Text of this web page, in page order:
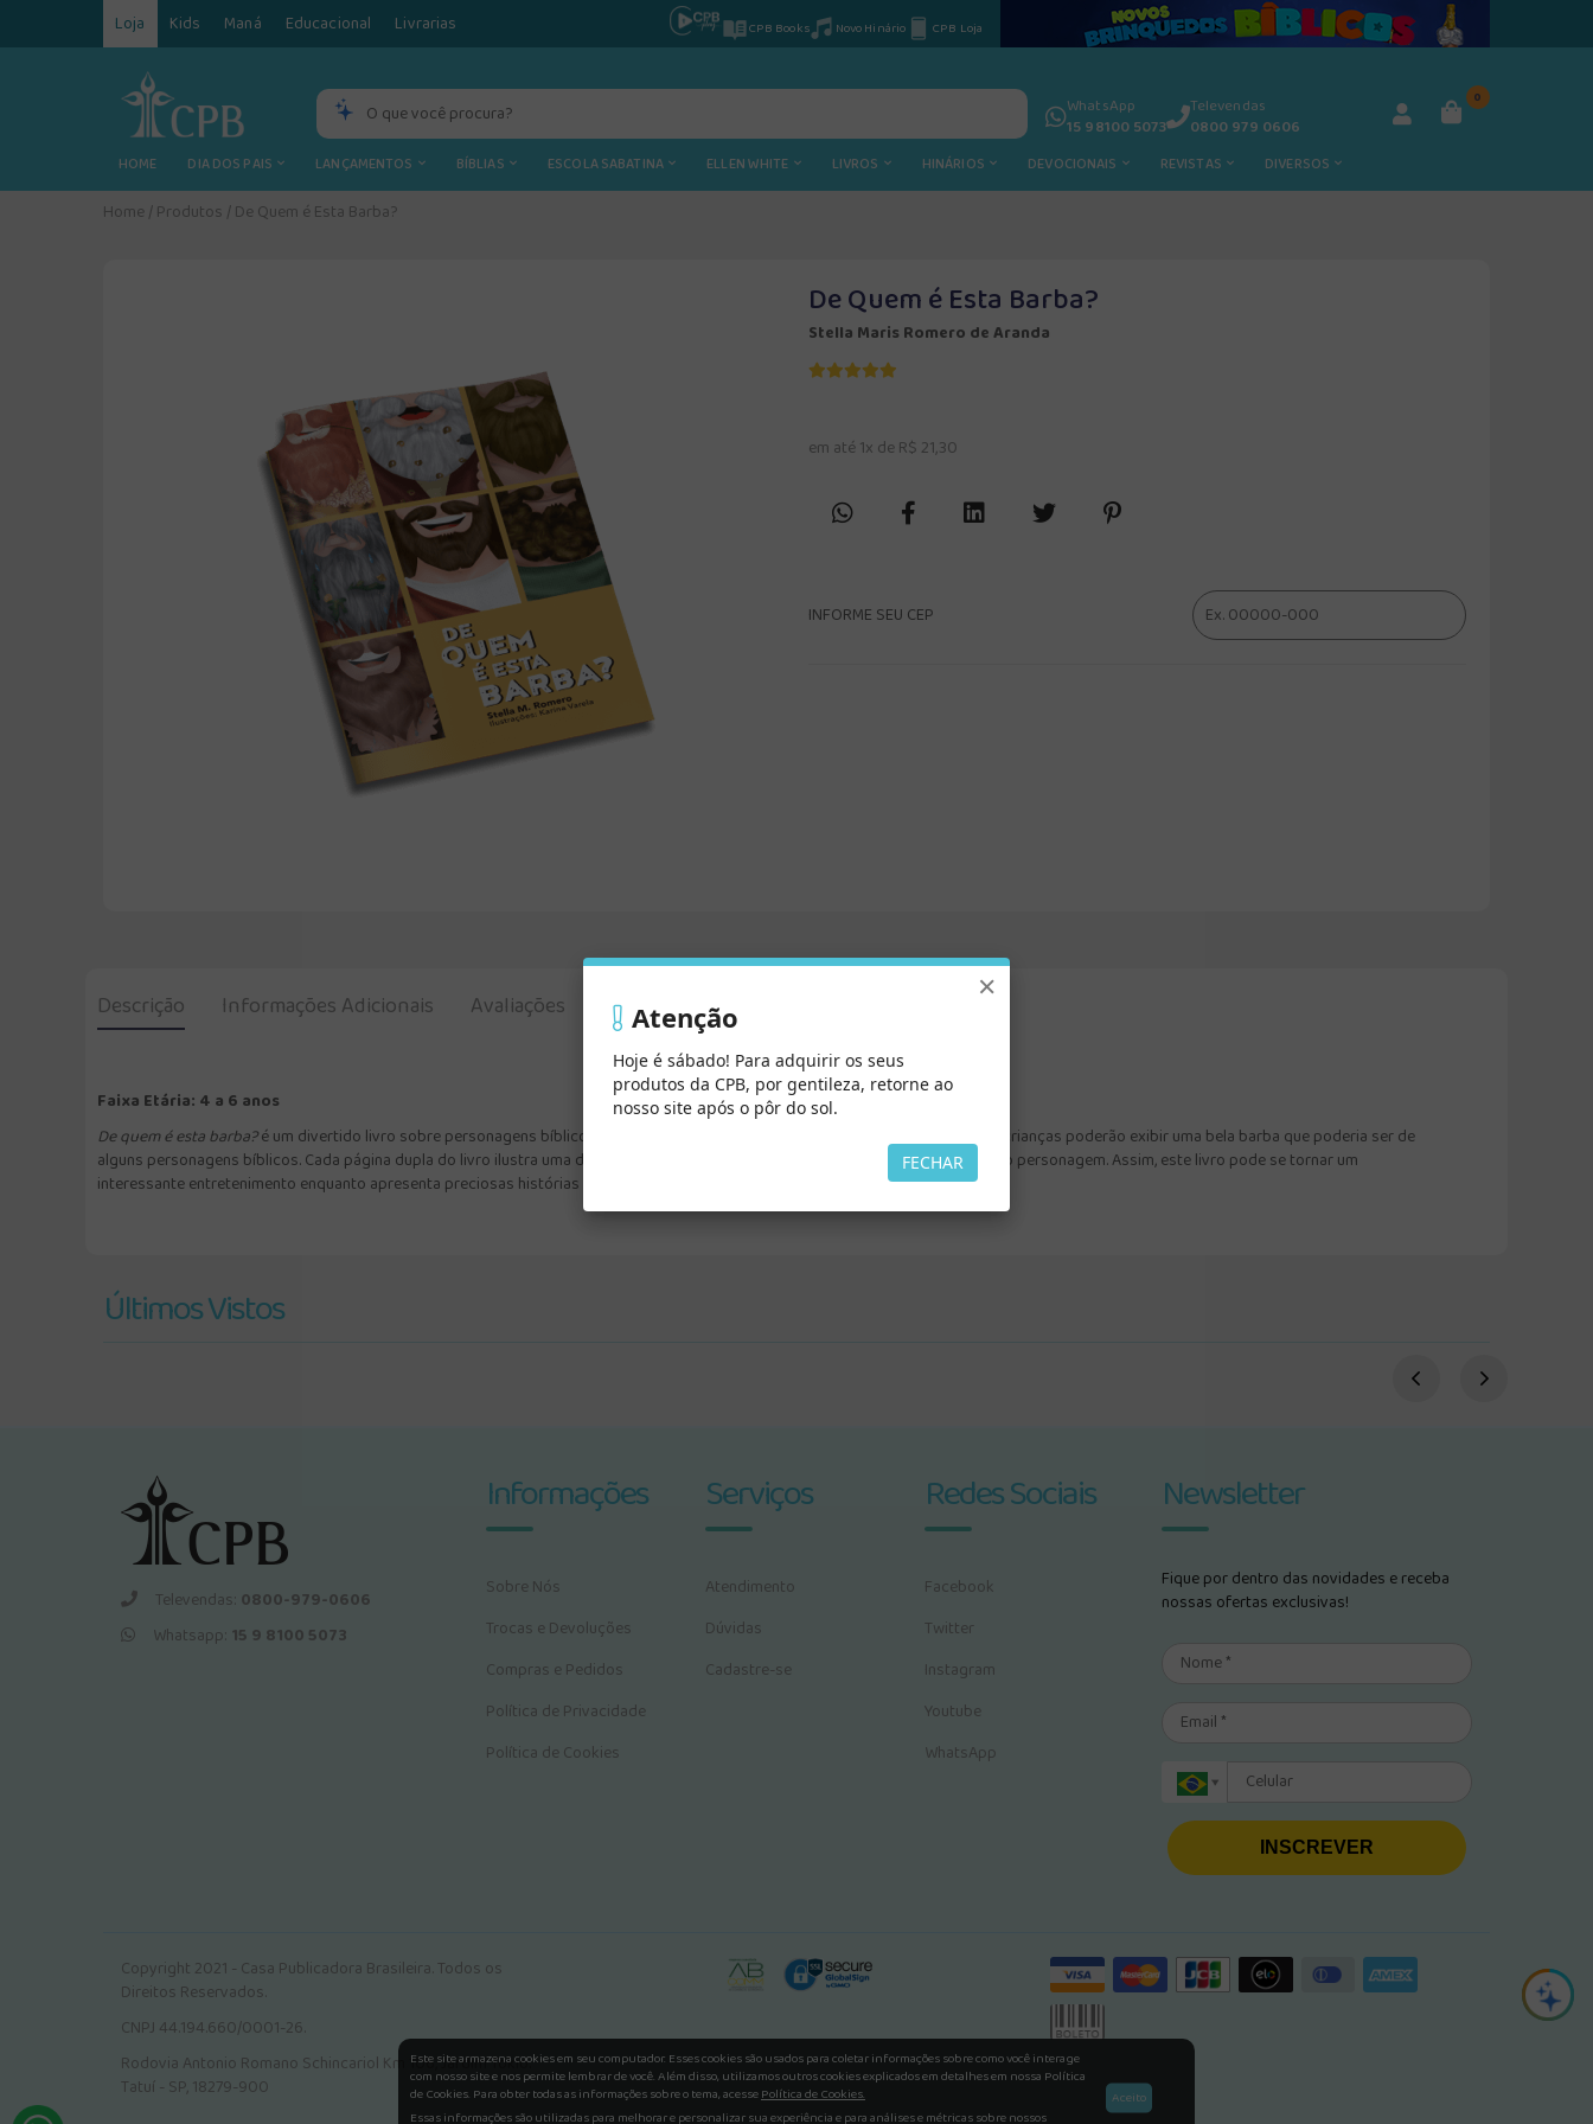
Loja Kids Maná Educacional Livrarias CPB Books Novo Hinário CPB Loja
WhatsApp
15 98100 5073
Televendas
0800 979 0606
0
HOME DIA DOS PAIS LANÇAMENTOS BÍBLIAS ESCOLA SABATINA ELLEN WHITE LIVROS HINÁRIOS DEVOCIONAIS REVISTAS DIVERSOS
Home /Produtos /De Quem é Esta Barba?
De Quem é Esta Barba?
Stella Maris Romero de Aranda
em até 1x de R$ 21,30
INFORME SEU CEP
Descrição Informações Adicionais Avaliações
Faixa Etária: 4 a 6 anos
De quem é esta barba?é um divertido livro sobre personagens bíblicos. Colocando o próprio nariz em um recorte estratégico, as crianças poderão exibir uma bela barba que poderia ser de
alguns personagens bíblicos. Cada página dupla do livro ilustra uma determinada barba e descreve as principais características do personagem. Assim, este livro pode se tornar um
interessante entretenimento enquanto apresenta preciosas histórias bíblicas.
Últimos Vistos
Televendas: 0800-979-0606
Whatsapp: 15 9 8100 5073
Informações
Sobre Nós
Trocas e Devoluções
Compras e Pedidos
Política de Privacidade
Política de Cookies
Serviços
Atendimento
Dúvidas
Cadastre-se
Redes Sociais
Facebook
Twitter
Instagram
Youtube
WhatsApp
Newsletter
Fique por dentro das novidades e receba
nossas ofertas exclusivas!
INSCREVER
Copyright 2021 - Casa Publicadora Brasileira. Todos os
Direitos Reservados.
CNPJ 44.194.660/0001-26.
Rodovia Antonio Romano Schincariol Km 106, Jardim Tokio.
Tatuí - SP, 18279-900
Este site armazena cookies em seu computador. Esses cookies são usados para coletar informações sobre como você interage
com nosso site e nos permite lembrar de você. Além disso, utilizamos outros cookies explicados em detalhes em nossa Política
de Cookies. Para obter todas as informações sobre o tema, acessePolítica de Cookies.
Essas informações são utilizadas para melhorar e personalizar sua experiência e para análises e métricas sobre nossos
Aceito
×
Atenção
Hoje é sábado! Para adquirir os seus
produtos da CPB, por gentileza, retorne ao
nosso site após o pôr do sol.
FECHAR